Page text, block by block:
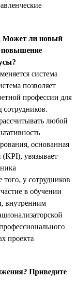
Может ли новый
повышение
система
позволяет
профессии для
сотрудников.
любой
основанная
(KPI), увязывает
у сотрудников
в обучении
внутренним
проекта
Приведите